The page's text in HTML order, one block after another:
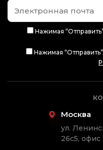
Нажимая
Нажимая
Москва
ул.
26с5, офис